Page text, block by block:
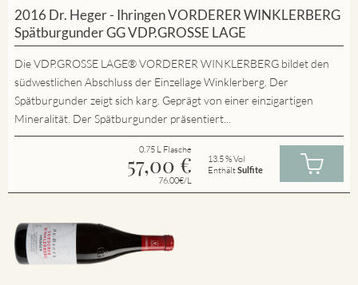
2016 Dr. Heger - Ihringen VORDERER WINKLERBERG
Spätburgunder GG VDP.GROSSE LAGE
Die VDP.GROSSE LAGE® VORDERER WINKLERBERG bildet den
südwestlichen Abschluss der Einzellage Winklerberg. Der
Spätburgunder zeigt sich karg. Geprägt von einer einzigartigen
Mineralität. Der Spätburgunder präsentiert...
0.75 L Flasche
57,00 €
76.00€/L
13.5 % Vol
EnthältSulfite